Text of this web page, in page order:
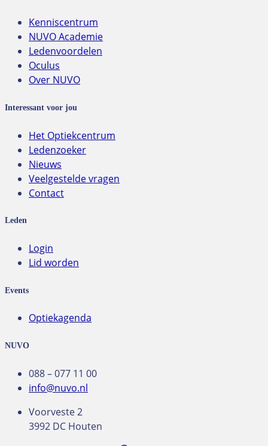
Kenniscentrum
NUVO Academie
Ledenvoordelen
Oculus
Over NUVO
Interessant voor jou
Het Optiekcentrum
Ledenzoeker
Nieuws
Veelgestelde vragen
Contact
Leden
Login
Lid worden
Events
Optiekagenda
NUVO
088 – 077 11 00
info@nuvo.nl
Voorveste 2
3992 DC Houten